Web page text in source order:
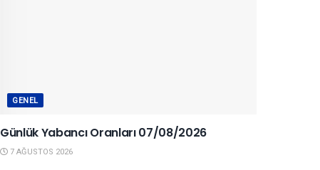
GENEL
Günlük Yabancı Oranları 07/08/2026
7 AĞUSTOS 2026